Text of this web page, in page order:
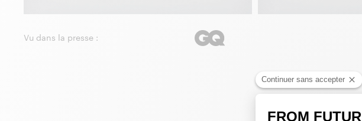
Vu dans la presse :